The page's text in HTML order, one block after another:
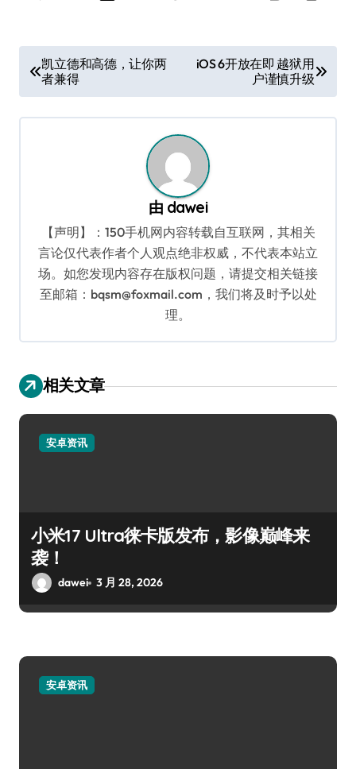
章
导
凯立德和高德，让你两
者兼得
iOS 6开放在即 越狱用
户谨慎升级
由 dawei
【声明】：150手机网内容转载自互联网，其相关
言论仅代表作者个人观点绝非权威，不代表本站立
场。如您发现内容存在版权问题，请提交相关链接
至邮箱：bqsm@foxmail.com，我们将及时予以处
理。
相关文章
安卓资讯
小米17 Ultra徕卡版发布，影像巅峰来
袭！
dawei 3 月 28, 2026
安卓资讯